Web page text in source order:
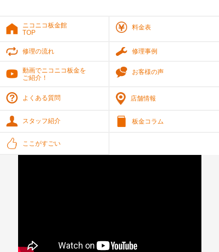
ニコニコ板金館
TOP
料金表
修理の流れ 修理事例
動画でニコニコ板金を
ご紹介！
お客様の声
よくある質問 店舗情報
スタッフ紹介 板金コラム
ここがすごい